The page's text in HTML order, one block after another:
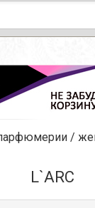
КОНТАКТЫ
ЗА
ЗА
/
L`ARC